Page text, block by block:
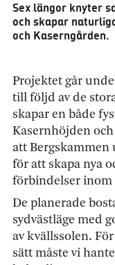
Sex längor knyter
och skapar
och Kaserngården.
Projektet går
till följd av de
skapar en både
Kasernhöjden
att Bergskammen
för att skapa nya
förbindelser inom
De planerade
sydvästläge med
av kvällssolen.
sätt måste vi